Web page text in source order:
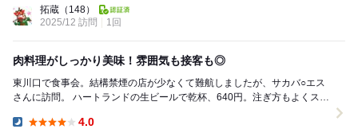
拓蔵 （148）
2025/12 訪問
1回
肉料理がしっかり美味！雰囲気も接客も◎
東川口で食事会。結構禁煙の店が少なくて難航しましたが、サカバ○エス
さんに訪問。 ハートランドの生ビールで乾杯、640円。注ぎ方もよくスッ
4.0